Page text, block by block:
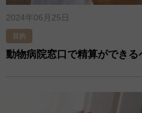
2024年06月25日
目的
動物病院窓口で精算ができる